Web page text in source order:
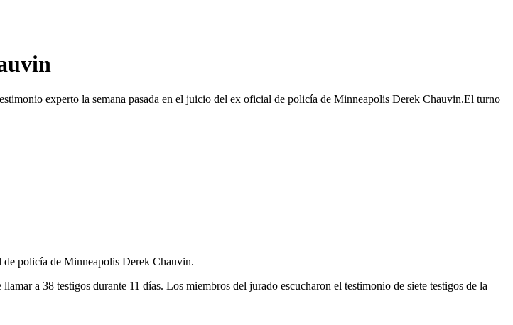
experto la semana pasada en el juicio del ex oficial de policía de Minneapolis Derek Chauvin.El turno
de policía de Minneapolis Derek Chauvin.
a 38 testigos durante 11 días. Los miembros del jurado escucharon el testimonio de siete testigos de la